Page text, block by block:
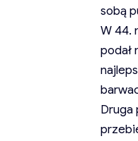
sobą
W 44.
podał
Druga